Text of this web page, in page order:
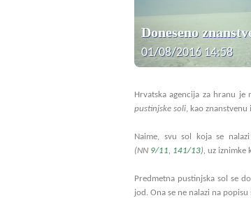
Doneseno
01/08/2016 14:58
Hrvatska agencija za hranu
pustinjske soli, kao
Naime, svu sol koja se
(NN 9/11, 141/13), uz iznimke
Predmetna pustinjska sol se
jod. Ona se ne nalazi na